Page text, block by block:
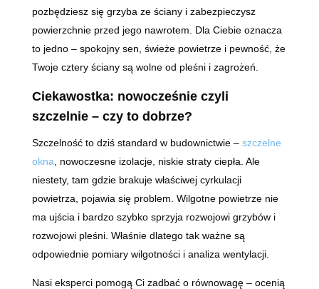
pozbędziesz się grzyba ze ściany i zabezpieczysz
powierzchnie przed jego nawrotem. Dla Ciebie oznacza
to jedno – spokojny sen, świeże powietrze i pewność, że
Twoje cztery ściany są wolne od pleśni i zagrożeń.
Ciekawostka: nowocześnie czyli
szczelnie – czy to dobrze?
Szczelność to dziś standard w budownictwie – szczelne
okna , nowoczesne izolacje, niskie straty ciepła. Ale
niestety, tam gdzie brakuje właściwej cyrkulacji
powietrza, pojawia się problem. Wilgotne powietrze nie
ma ujścia i bardzo szybko sprzyja rozwojowi grzybów i
rozwojowi pleśni. Właśnie dlatego tak ważne są
odpowiednie pomiary wilgotności i analiza wentylacji.
Nasi eksperci pomogą Ci zadbać o równowagę – ocenią